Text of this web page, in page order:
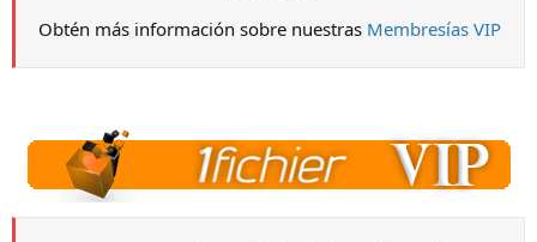
Obtén más información sobre nuestras Membresías VIP